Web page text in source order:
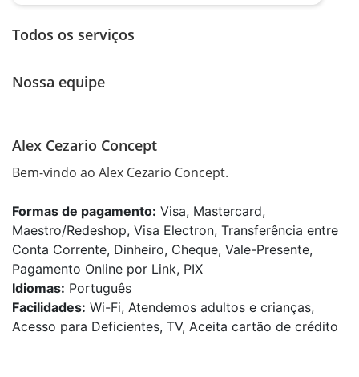
Todos os serviços
Nossa equipe
Alex Cezario Concept
Bem-vindo ao Alex Cezario Concept.
Formas de pagamento: Visa, Mastercard,
Maestro/Redeshop, Visa Electron, Transferência entre
Conta Corrente, Dinheiro, Cheque, Vale-Presente,
Pagamento Online por Link, PIX
Idiomas: Português
Facilidades: Wi-Fi, Atendemos adultos e crianças,
Acesso para Deficientes, TV, Aceita cartão de crédito